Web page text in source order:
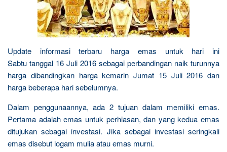
Update informasi terbaru harga emas untuk hari ini
Sabtu tanggal 16 Juli 2016 sebagai perbandingan naik turunnya
harga dibandingkan harga kemarin Jumat 15 Juli 2016 dan
harga beberapa hari sebelumnya.
Dalam penggunaannya, ada 2 tujuan dalam memiliki emas.
Pertama adalah emas untuk perhiasan, dan yang kedua emas
ditujukan sebagai investasi. Jika sebagai investasi seringkali
emas disebut logam mulia atau emas murni.